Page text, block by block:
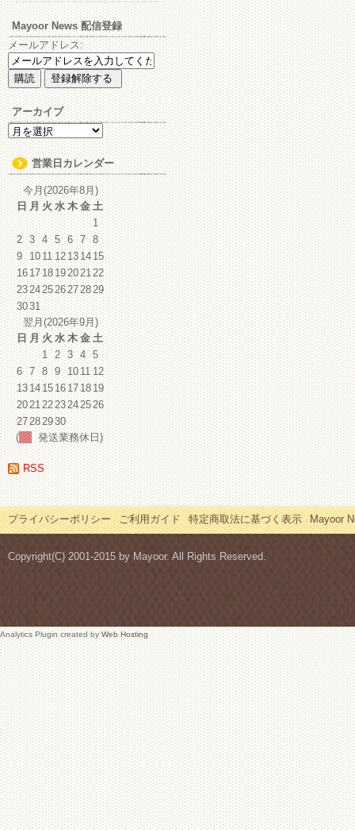
Mayoor News 配信登録
メールアドレス:
アーカイブ
ア
ー
カ
イ
ブ
営業日カレンダー
今月(2026年8月)
日 月 火 水 木 金 土
1
2 3 4 5 6 7 8
9 1011 12131415
16171819202122
23242526272829
3031
翌月(2026年9月)
日 月 火 水 木 金 土
1 2 3 4 5
6 7 8 9 1011 12
13141516171819
20212223242526
27282930
(
発送業務休日)
RSS
プライバシーポリシー ご利用ガイド 特定商取法に基づく表示 Mayoor
Copyright(C) 2001-2015 by Mayoor. All Rights Reserved.
Analytics Plugin created byWeb Hosting